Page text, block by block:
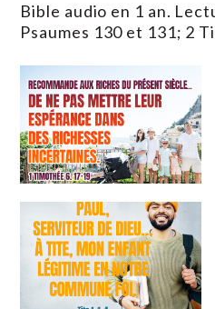
Bible audio en 1 an.
Psaumes 130 et 131; 2